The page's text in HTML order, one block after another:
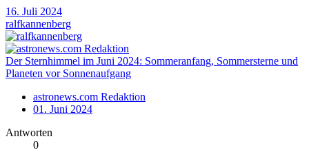
16. Juli 2024
ralfkannenberg
Der Sternhimmel im Juni 2024: Sommeranfang, Sommersterne und
Planeten vor Sonnenaufgang
astronews.com Redaktion
01. Juni 2024
Antworten
0